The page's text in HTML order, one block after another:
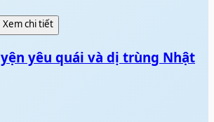
chi tiết
yêu quái và dị trùng Nhật